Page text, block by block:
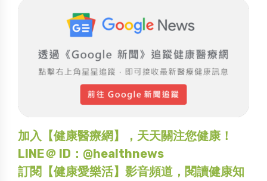
加入【健康醫療網】，天天關注您健康！
LINE＠ ID：@healthnews
訂閱【健康愛樂活】影音頻道，閱讀健康知